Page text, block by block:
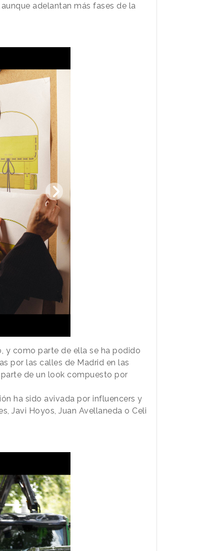
adelantan más fases de la
y como parte de ella se ha podido
por las calles de Madrid en las
de un look compuesto por
ha sido avivada por influencers y
Javi Hoyos, Juan Avellaneda o Celi